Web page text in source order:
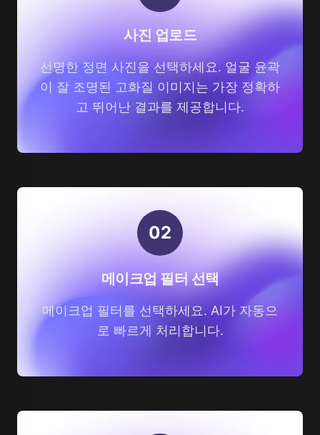
사진 업로드
선명한 정면 사진을 선택하세요. 얼굴 윤곽
이 잘 조명된 고화질 이미지는 가장 정확하
고 뛰어난 결과를 제공합니다.
02
메이크업 필터 선택
메이크업 필터를 선택하세요. AI가 자동으
로 빠르게 처리합니다.